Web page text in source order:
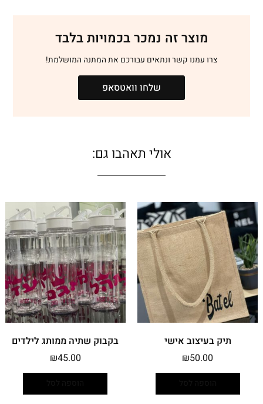
מוצר זה נמכר בכמויות בלבד
צרו עמנו קשר ונתאים עבורכם את המתנה המושלמת!
שלחו וואטסאפ
אולי תאהבו גם:
תיק בעיצוב אישי
₪50.00
בקבוק שתיה ממותג לילדים
₪45.00